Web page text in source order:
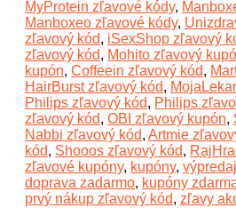
MyProtein zľavové kódy,
Manboxeo zľavové kódy,
zľavový kód, iSexShop zľavový
zľavový kód, Mohito zľavový
kupón, Coffeein zľavový kód,
HairBurst zľavový kód,
Philips zľavový kód, Philips
zľavový kód, OBI zľavový kupón,
Nabbi zľavový kód, Artmie
kód, Shooos zľavový kód,
zľavové kupóny, kupóny,
doprava zadarmo, kupóny
prvý nákup zľavový kód, zľavy